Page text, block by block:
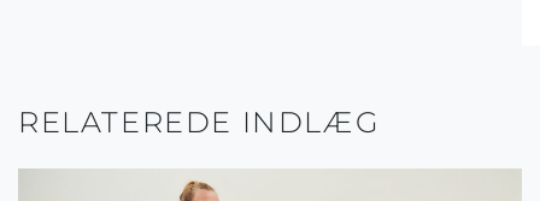
RELATEREDE INDLÆG